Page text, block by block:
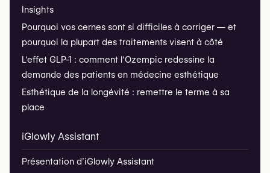
Insights
Pourquoi vos cernes sont si difficiles à corriger — et
pourquoi la plupart des traitements visent à côté
L'effet GLP-1 : comment l'Ozempic redessine la
demande des patients en médecine esthétique
Esthétique de la longévité : remettre le terme à sa
place
iGlowly Assistant
Présentation d’iGlowly Assistant